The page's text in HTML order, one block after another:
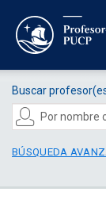
Buscar
BÚSQUEDA